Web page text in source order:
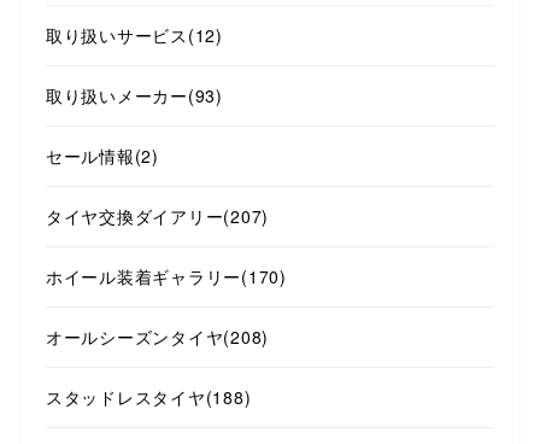
取り扱いサービス (12)
取り扱いメーカー(93)
セール情報(2)
タイヤ交換ダイアリー(207)
ホイール装着ギャラリー(170)
オールシーズンタイヤ(208)
スタッドレスタイヤ(188)